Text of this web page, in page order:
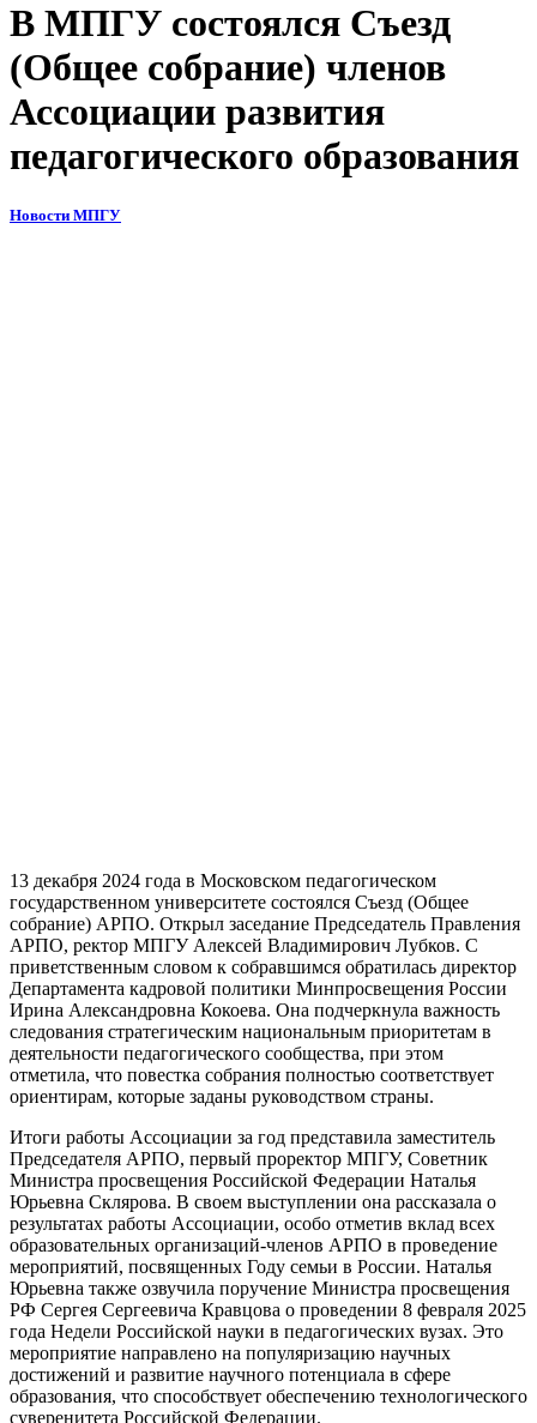
В МПГУ состоялся Съезд
(Общее собрание) членов
Ассоциации развития
педагогического образования
Новости МПГУ
13 декабря 2024 года в Московском педагогическом
государственном университете состоялся Съезд (Общее
собрание) АРПО. Открыл заседание Председатель Правления
АРПО, ректор МПГУ Алексей Владимирович Лубков. С
приветственным словом к собравшимся обратилась директор
Департамента кадровой политики Минпросвещения России
Ирина Александровна Кокоева. Она подчеркнула важность
следования стратегическим национальным приоритетам в
деятельности педагогического сообщества, при этом
отметила, что повестка собрания полностью соответствует
ориентирам, которые заданы руководством страны.
Итоги работы Ассоциации за год представила заместитель
Председателя АРПО, первый проректор МПГУ, Советник
Министра просвещения Российской Федерации Наталья
Юрьевна Склярова. В своем выступлении она рассказала о
результатах работы Ассоциации, особо отметив вклад всех
образовательных организаций-членов АРПО в проведение
мероприятий, посвященных Году семьи в России. Наталья
Юрьевна также озвучила поручение Министра просвещения
РФ Сергея Сергеевича Кравцова о проведении 8 февраля 2025
года Недели Российской науки в педагогических вузах. Это
мероприятие направлено на популяризацию научных
достижений и развитие научного потенциала в сфере
образования, что способствует обеспечению технологического
суверенитета Российской Федерации.